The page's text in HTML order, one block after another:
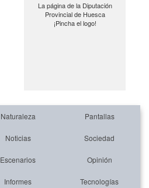
La página de la Diputación
Provincial de Huesca
¡Pincha el logo!
Naturaleza Pantallas
Noticias Sociedad
Escenarios Opinión
Informes Tecnologías